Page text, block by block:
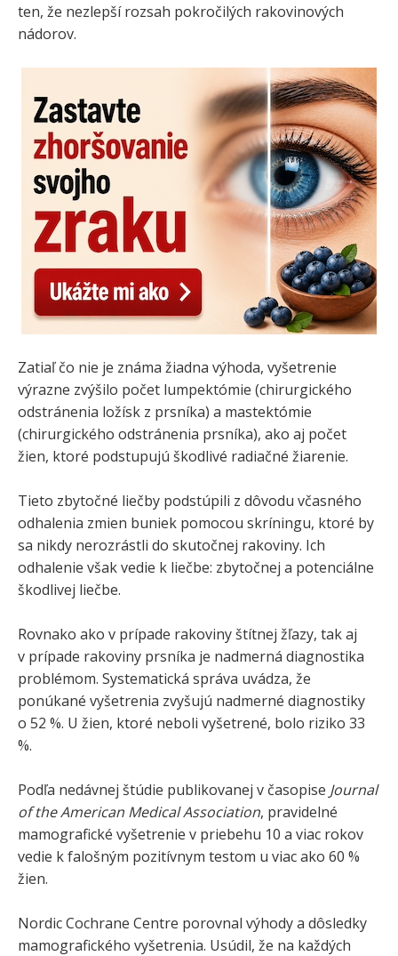
ten, že nezlepší rozsah pokročilých rakovinových
nádorov.
Zatiaľ čo nie je známa žiadna výhoda, vyšetrenie
výrazne zvýšilo počet lumpektómie (chirurgického
odstránenia ložísk z prsníka) a mastektómie
(chirurgického odstránenia prsníka), ako aj počet
žien, ktoré podstupujú škodlivé radiačné žiarenie.
Tieto zbytočné liečby podstúpili z dôvodu včasného
odhalenia zmien buniek pomocou skríningu, ktoré by
sa nikdy nerozrástli do skutočnej rakoviny. Ich
odhalenie však vedie k liečbe: zbytočnej a potenciálne
škodlivej liečbe.
Rovnako ako v prípade rakoviny štítnej žľazy, tak aj
v prípade rakoviny prsníka je nadmerná diagnostika
problémom. Systematická správa uvádza, že
ponúkané vyšetrenia zvyšujú nadmerné diagnostiky
o 52 %. U žien, ktoré neboli vyšetrené, bolo riziko 33
%.
Podľa nedávnej štúdie publikovanej v časopise Journal
of the American Medical Association, pravidelné
mamografické vyšetrenie v priebehu 10 a viac rokov
vedie k falošným pozitívnym testom u viac ako 60 %
žien.
Nordic Cochrane Centre porovnal výhody a dôsledky
mamografického vyšetrenia. Usúdil, že na každých